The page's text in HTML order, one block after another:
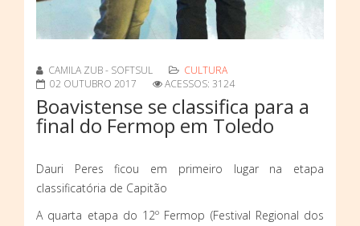
CAMILA ZUB - SOFTSUL
CULTURA
02 OUTUBRO 2017
ACESSOS: 3124
Boavistense se classifica para a
final do Fermop em Toledo
Dauri Peres ficou em primeiro lugar na etapa
classificatória de Capitão
A quarta etapa do 12º Fermop (Festival Regional dos